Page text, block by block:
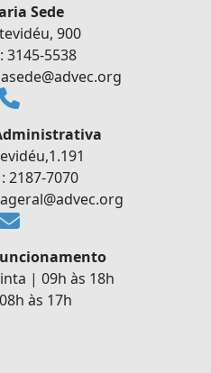
Sede
900
3145-5538
2187-7070
| 09h às 18h
às 17h